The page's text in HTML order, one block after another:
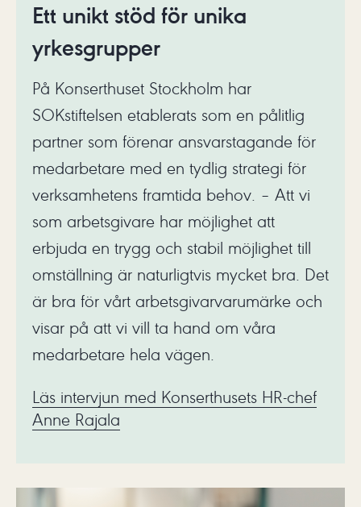
Ett unikt stöd för unika
yrkesgrupper
På Konserthuset Stockholm har
SOKstiftelsen etablerats som en pålitlig
partner som förenar ansvarstagande för
medarbetare med en tydlig strategi för
verksamhetens framtida behov. – Att vi
som arbetsgivare har möjlighet att
erbjuda en trygg och stabil möjlighet till
omställning är naturligtvis mycket bra. Det
är bra för vårt arbetsgivarvarumärke och
visar på att vi vill ta hand om våra
medarbetare hela vägen.
Läs intervjun med Konserthusets HR-chef
Anne Rajala